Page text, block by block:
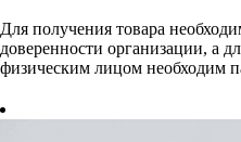
Для получения товара
доверенности организации, а
физическим лицом необходим